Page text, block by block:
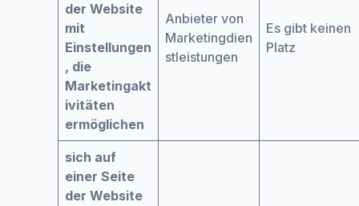
der Website
mit
Einstellungen
, die
Marketingakt
ivitäten
ermöglichen
Anbieter von
Marketingdien
stleistungen
Es gibt keinen
Platz
sich auf
einer Seite
der Website